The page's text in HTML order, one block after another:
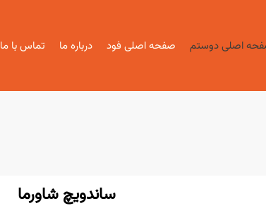
اصلی دوستم صفحه اصلی فود درباره ما تماس با ما
ساندویچ شاورما